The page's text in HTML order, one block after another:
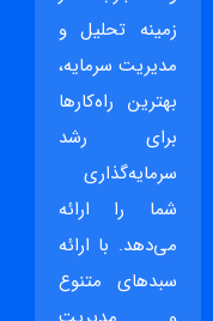
زمینه تحلیل و
مدیریت سرمایه،
بهترین راه‌کارها
برای رشد
سرمایه‌گذاری
شما را ارائه
می‌دهد. با ارائه
سبدهای متنوع